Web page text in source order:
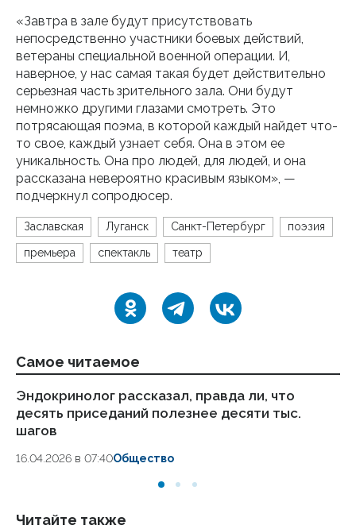
«Завтра в зале будут присутствовать
непосредственно участники боевых действий,
ветераны специальной военной операции. И,
наверное, у нас самая такая будет действительно
серьезная часть зрительного зала. Они будут
немножко другими глазами смотреть. Это
потрясающая поэма, в которой каждый найдет что-
то свое, каждый узнает себя. Она в этом ее
уникальность. Она про людей, для людей, и она
рассказана невероятно красивым языком», —
подчеркнул сопродюсер.
Заславская Луганск Санкт-Петербург поэзия
премьера спектакль театр
Самое читаемое
Эндокринолог рассказал, правда ли, что
десять приседаний полезнее десяти тыс.
шагов
16.04.2026 в 07:40Общество
Читайте также